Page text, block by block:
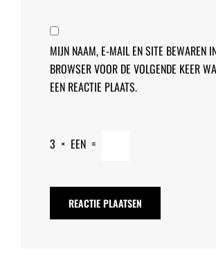
MIJN NAAM, E-MAIL EN SITE BEWAREN
BROWSER VOOR DE VOLGENDE KEER
EEN REACTIE PLAATS.
3 × EEN =